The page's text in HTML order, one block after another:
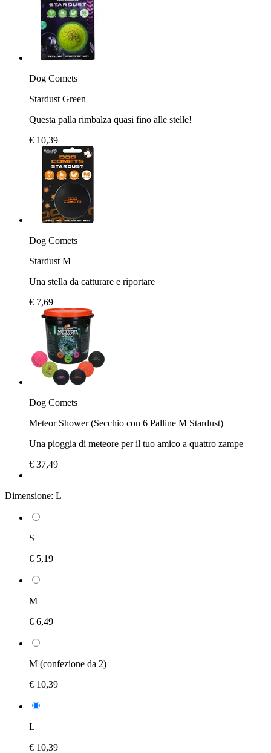
Dog Comets
Stardust Green
Questa palla rimbalza quasi fino alle stelle!
€ 10,39
Dog Comets
Stardust M
Una stella da catturare e riportare
€ 7,69
Dog Comets
Meteor Shower (Secchio con 6 Palline M Stardust)
Una pioggia di meteore per il tuo amico a quattro zampe
€ 37,49
Dimensione: L
S
€ 5,19
M
€ 6,49
M (confezione da 2)
€ 10,39
L
€ 10,39